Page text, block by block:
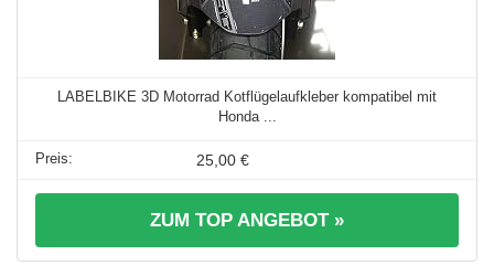
LABELBIKE 3D Motorrad Kotflügelaufkleber kompatibel mit
Honda ...
25,00 €
ZUM TOP ANGEBOT »